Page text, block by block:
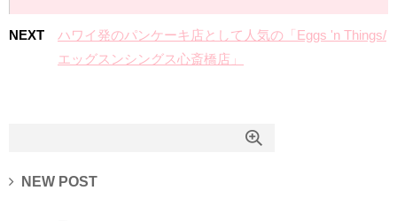
NEXT
ハワイ発のパンケーキ店として人気の「Eggs 'n Things/
エッグスンシングス心斎橋店」
NEW POST